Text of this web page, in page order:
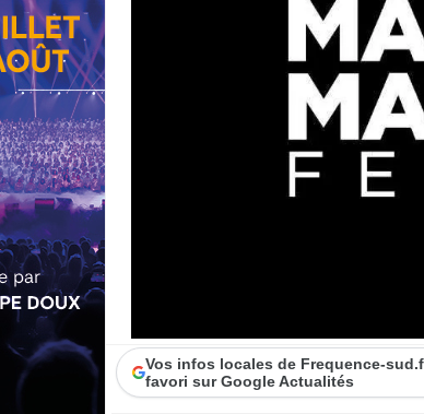
Vos infos locales de Frequence-
favori sur Google Actualités